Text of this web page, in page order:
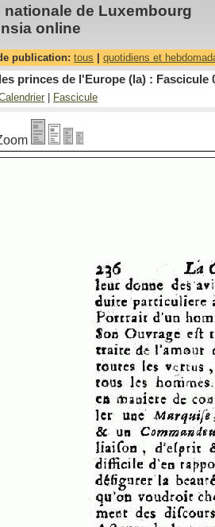
de Luxembourg
online
publication: tous quotidiens et
princes de l'Europe (la) : Fascicule
Fascicule